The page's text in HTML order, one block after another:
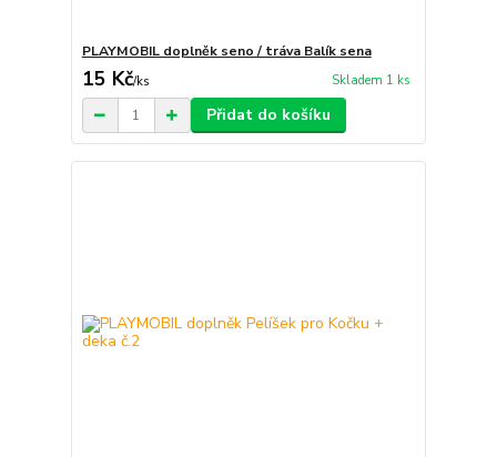
PLAYMOBIL doplněk seno / tráva Balík sena
15 Kč/ks Skladem 1 ks
Přidat do košíku